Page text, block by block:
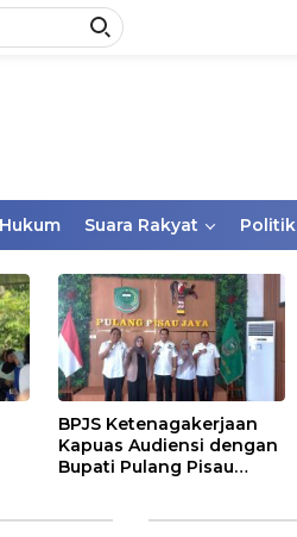
Hukum Suara Rakyat Politik
BPJS Ketenagakerjaan
Kapuas Audiensi dengan
Bupati Pulang Pisau